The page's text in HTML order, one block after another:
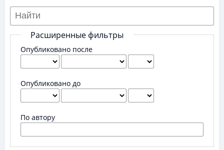
Расширенные фильтры
Опубликовано после
Опубликовано до
По автору